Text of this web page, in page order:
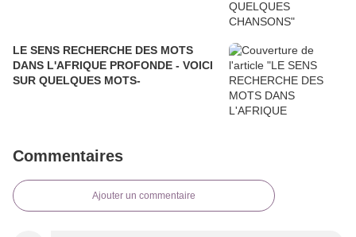
LE SENS RECHERCHE DES MOTS
DANS L'AFRIQUE PROFONDE - VOICI
SUR QUELQUES MOTS-
Commentaires
Ajouter un commentaire